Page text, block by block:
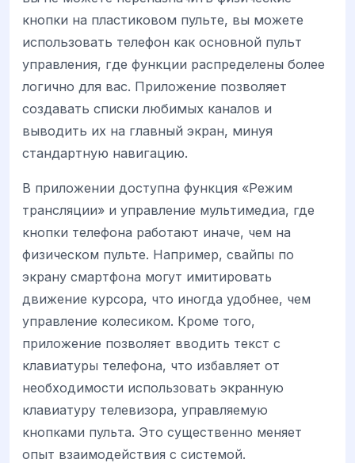
кнопки на пластиковом пульте, вы можете
использовать телефон как основной пульт
управления, где функции распределены более
логично для вас. Приложение позволяет
создавать списки любимых каналов и
выводить их на главный экран, минуя
стандартную навигацию.
В приложении доступна функция «Режим
трансляции» и управление мультимедиа, где
кнопки телефона работают иначе, чем на
физическом пульте. Например, свайпы по
экрану смартфона могут имитировать
движение курсора, что иногда удобнее, чем
управление колесиком. Кроме того,
приложение позволяет вводить текст с
клавиатуры телефона, что избавляет от
необходимости использовать экранную
клавиатуру телевизора, управляемую
кнопками пульта. Это существенно меняет
опыт взаимодействия с системой.